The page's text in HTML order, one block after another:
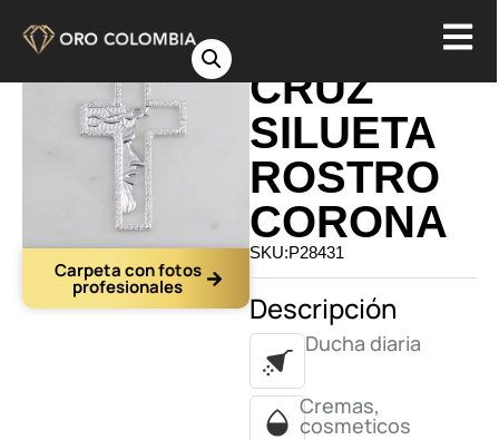
Carpeta con fotos
profesionales
CRUZ
SILUETA
ROSTRO
CORONA
SKU:P28431
Descripción
Ducha diaria
Cremas,
cosmeticos